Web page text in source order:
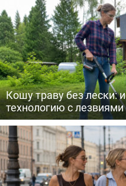
Кошу траву без лески:
технологию с